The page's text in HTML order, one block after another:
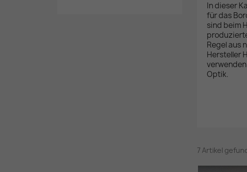
In dieser
für das
sind beim
Regel aus
Hersteller
Optik.
7 Artikel